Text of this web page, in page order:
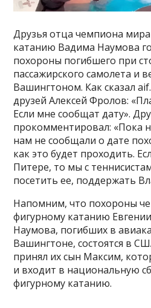
Друзья отца чемпиона
катанию Вадима Наумова
похороны погибшего при
пассажирского самолета и
Вашингтоном. Как сказал
друзей Алексей Фролов:
Если мне сообщат дату».
прокомментировал: «Пока
нам не сообщали о дате
как это будет проходить.
Питере, то мы с
посетить ее, поддержать
Напомним, что похороны
фигурному катанию
Наумова, погибших в
Вашингтоне, состоятся в
принял их сын Максим,
и входит в национальную
фигурному катанию.